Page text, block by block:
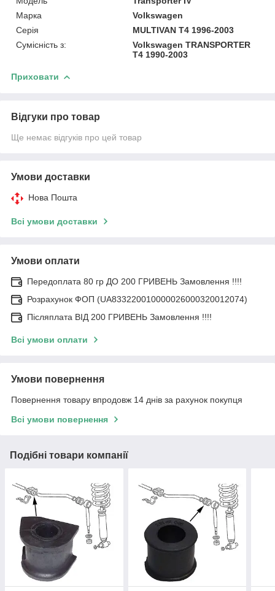
Марка
Volkswagen
Серія
MULTIVAN T4 1996-2003
Сумісність з:
Volkswagen TRANSPORTER
T4 1990-2003
Приховати
Відгуки про товар
Ще немає відгуків про цей товар
Умови доставки
Нова Пошта
Всі умови доставки
Умови оплати
Передоплата 80 гр ДО 200 ГРИВЕНЬ Замовлення !!!!
Розрахунок ФОП (UA833220010000026000320012074)
Післяплата ВІД 200 ГРИВЕНЬ Замовлення !!!!
Всі умови оплати
Умови повернення
Повернення товару впродовж 14 днів за рахунок покупця
Всі умови повернення
Подібні товари компанії